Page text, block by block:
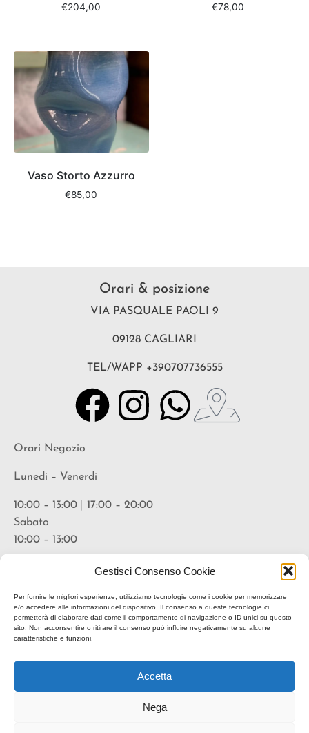
Gestisci Consenso Cookie
Per fornire le migliori esperienze, utilizziamo tecnologie come i cookie per memorizzare
e/o accedere alle informazioni del dispositivo. Il consenso a queste tecnologie ci
permetterà di elaborare dati come il comportamento di navigazione o ID unici su questo
sito. Non acconsentire o ritirare il consenso può influire negativamente su alcune
caratteristiche e funzioni.
Accetta
Nega
€204,00 €78,00
Vaso Storto Azzurro
€85,00
Orari & posizione
VIA PASQUALE PAOLI 9
09128 CAGLIARI
TEL/WAPP +390707736555
Orari Negozio
Lunedi – Venerdi
10:00 – 13:00
17:00 – 20:00
Sabato
10:00 – 13:00
Lunedi – Venerdi
18:00 – 20:30
* suggerita prenotazione